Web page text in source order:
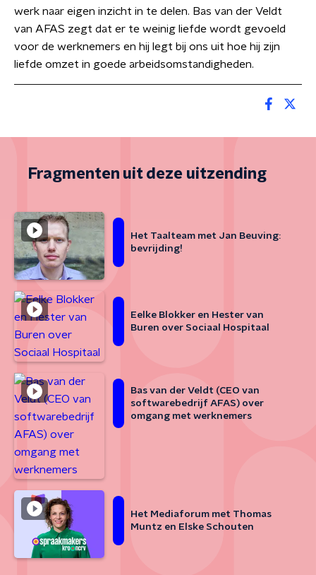
werk naar eigen inzicht in te delen. Bas van der Veldt
van AFAS zegt dat er te weinig liefde wordt gevoeld
voor de werknemers en hij legt bij ons uit hoe hij zijn
liefde omzet in goede arbeidsomstandigheden.
Fragmenten uit deze uitzending
Het Taalteam met Jan Beuving:
bevrijding!
Eelke Blokker en Hester van
Buren over Sociaal Hospitaal
Bas van der Veldt (CEO van
softwarebedrijf AFAS) over
omgang met werknemers
Het Mediaforum met Thomas
Muntz en Elske Schouten